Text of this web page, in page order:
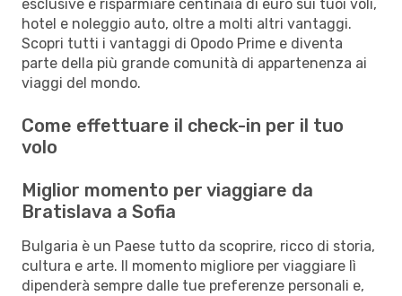
esclusive e risparmiare centinaia di euro sui tuoi voli,
hotel e noleggio auto, oltre a molti altri vantaggi.
Scopri tutti i vantaggi di Opodo Prime e diventa
parte della più grande comunità di appartenenza ai
viaggi del mondo.
Come effettuare il check-in per il tuo
volo
Miglior momento per viaggiare da
Bratislava a Sofia
Bulgaria è un Paese tutto da scoprire, ricco di storia,
cultura e arte. Il momento migliore per viaggiare lì
dipenderà sempre dalle tue preferenze personali e,